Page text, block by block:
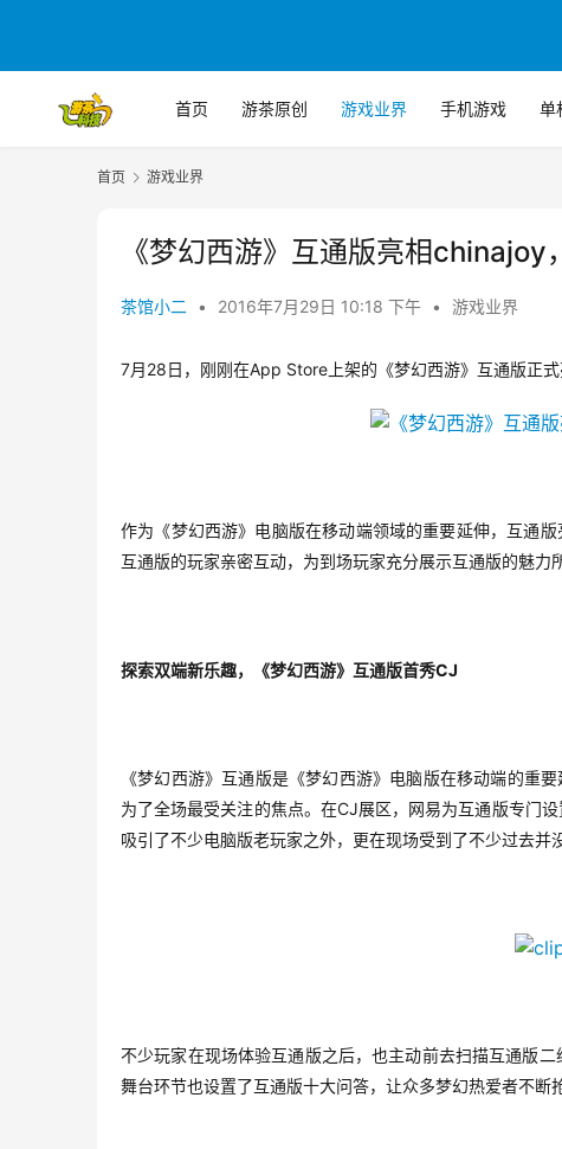
首页 游茶原创 游戏业界 手机游戏 单
首页 游戏业界
《梦幻西游》互通版亮相chinajoy
茶馆小二 • 2016年7月29日 10:18 下午 • 游戏业界
7月 28 日，刚刚在App Store 上架的《梦幻西游》互通版正式
作为《梦幻西游》电脑版在移动端领域的重要延伸，互通版
互通版的玩家亲密互动，为到场玩家充分展示互通版的魅力
探索双端新乐趣，《梦幻西游》互通版首秀CJ
《梦幻西游》互通版是《梦幻西游》电脑版在移动端的重
为了全场最受关注的焦点。在CJ展区，网易为互通版专门
吸引了不少电脑版老玩家之外，更在现场受到了不少过去并
不少玩家在现场体验互通版之后，也主动前去扫描互通版
舞台环节也设置了互通版十大问答，让众多梦幻热爱者不断